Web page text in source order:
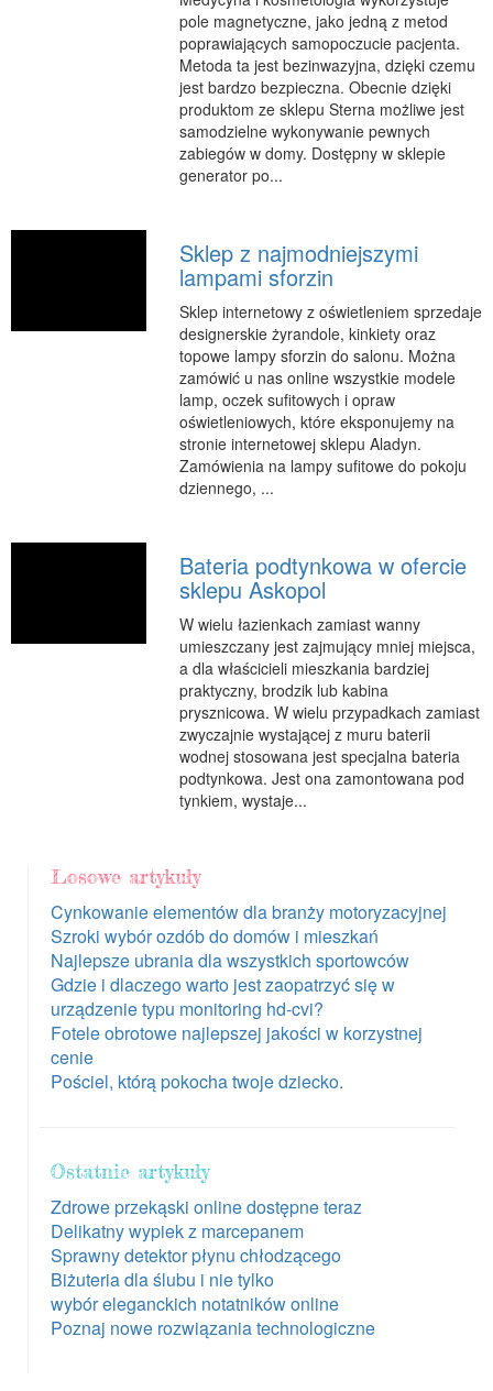
Dietetyka, Odchudzanie
Salony Kosmetyczne
Sprzęt Medyczny
Oprogramowanie
pole magnetyczne, jako jedną z metod
poprawiających samopoczucie pacjenta.
Metoda ta jest bezinwazyjna, dzięki czemu
jest bardzo bezpieczna. Obecnie dzięki
produktom ze sklepu Sterna możliwe jest
samodzielne wykonywanie pewnych
zabiegów w domy. Dostępny w sklepie
generator po...
Sklep z najmodniejszymi
lampami sforzin
Sklep internetowy z oświetleniem sprzedaje
designerskie żyrandole, kinkiety oraz
topowe lampy sforzin do salonu. Można
zamówić u nas online wszystkie modele
lamp, oczek sufitowych i opraw
oświetleniowych, które eksponujemy na
stronie internetowej sklepu Aladyn.
Zamówienia na lampy sufitowe do pokoju
dziennego, ...
Bateria podtynkowa w ofercie
sklepu Askopol
W wielu łazienkach zamiast wanny
umieszczany jest zajmujący mniej miejsca,
a dla właścicieli mieszkania bardziej
praktyczny, brodzik lub kabina
prysznicowa. W wielu przypadkach zamiast
zwyczajnie wystającej z muru baterii
wodnej stosowana jest specjalna bateria
podtynkowa. Jest ona zamontowana pod
tynkiem, wystaje...
Losowe artykuły
Cynkowanie elementów dla branży motoryzacyjnej
Szroki wybór ozdób do domów i mieszkań
Najlepsze ubrania dla wszystkich sportowców
Gdzie i dlaczego warto jest zaopatrzyć się w
urządzenie typu monitoring hd-cvi?
Fotele obrotowe najlepszej jakości w korzystnej
cenie
Pościel, którą pokocha twoje dziecko.
Ostatnie artykuły
Zdrowe przekąski online dostępne teraz
Delikatny wypiek z marcepanem
Sprawny detektor płynu chłodzącego
Biżuteria dla ślubu i nie tylko
wybór eleganckich notatników online
Poznaj nowe rozwiązania technologiczne